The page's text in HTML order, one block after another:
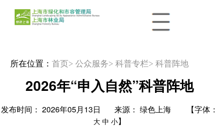
所在位置： 首页 > 公众服务> 科普专栏> 科普阵地
2026年“申入自然”科普阵地
发布时间： 2026年05月13日 来源： 绿色上海 【字体：
大 中 小】